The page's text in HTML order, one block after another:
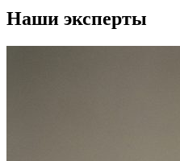
Наши эксперты